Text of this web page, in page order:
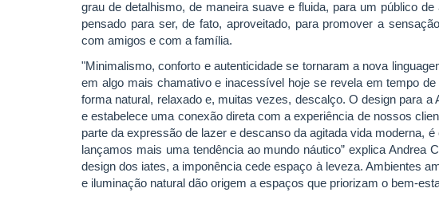
grau de detalhismo, de maneira suave e fluida, para um público
pensado para ser, de fato, aproveitado, para promover a
com amigos e com a família.
"Minimalismo, conforto e autenticidade se tornaram a nova
em algo mais chamativo e inacessível hoje se revela em tempo
forma natural, relaxado e, muitas vezes, descalço. O design para
e estabelece uma conexão direta com a experiência de nossos
parte da expressão de lazer e descanso da agitada vida moderna,
lançamos mais uma tendência ao mundo náutico” explica Andrea
design dos iates, a imponência cede espaço à leveza. Ambientes
e iluminação natural dão origem a espaços que priorizam o bem-